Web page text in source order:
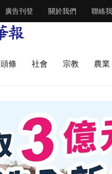
廣告刊登 關於我們 聯絡
頭條 社會 宗教 農業